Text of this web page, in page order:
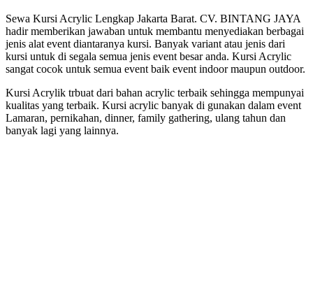
Sewa Kursi Acrylic Lengkap Jakarta Barat. CV. BINTANG JAYA
hadir memberikan jawaban untuk membantu menyediakan berbagai
jenis alat event diantaranya kursi. Banyak variant atau jenis dari
kursi untuk di segala semua jenis event besar anda. Kursi Acrylic
sangat cocok untuk semua event baik event indoor maupun outdoor.
Kursi Acrylik trbuat dari bahan acrylic terbaik sehingga mempunyai
kualitas yang terbaik. Kursi acrylic banyak di gunakan dalam event
Lamaran, pernikahan, dinner, family gathering, ulang tahun dan
banyak lagi yang lainnya.